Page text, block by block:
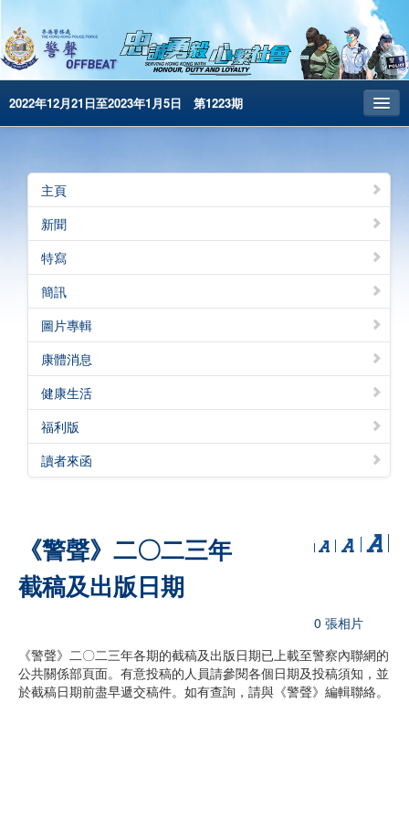
2022年12月21日至2023年1月5日 第1223期
昔日警聲
警務處主頁
简体版
English
電子書版
警聲特刊
主頁
新聞
特寫
簡訊
圖片專輯
康體消息
健康生活
福利版
讀者來函
《警聲》二〇二三年
截稿及出版日期
0 張相片
《警聲》二〇二三年各期的截稿及出版日期已上載至警察內聯網的
公共關係部頁面。有意投稿的人員請參閱各個日期及投稿須知，並
於截稿日期前盡早遞交稿件。如有查詢，請與《警聲》編輯聯絡。